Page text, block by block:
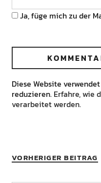
Ja, füge mich zu der
Diese Website
reduzieren. Erfahre, wie
verarbeitet werden.
VORHERIGER BEITRAG